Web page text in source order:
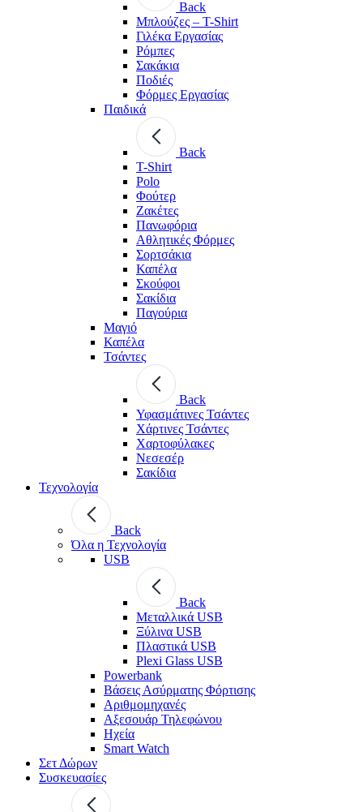
Back
Μπλούζες – T-Shirt
Γιλέκα Εργασίας
Ρόμπες
Σακάκια
Ποδιές
Φόρμες Εργασίας
Παιδικά
Back
T-Shirt
Polo
Φούτερ
Ζακέτες
Πανωφόρια
Αθλητικές Φόρμες
Σορτσάκια
Καπέλα
Σκούφοι
Σακίδια
Παγούρια
Μαγιό
Καπέλα
Τσάντες
Back
Υφασμάτινες Τσάντες
Χάρτινες Τσάντες
Χαρτοφύλακες
Νεσεσέρ
Σακίδια
Τεχνολογία
Back
Όλα η Τεχνολογία
USB
Back
Μεταλλικά USB
Ξύλινα USB
Πλαστικά USB
Plexi Glass USB
Powerbank
Βάσεις Ασύρματης Φόρτισης
Αριθμομηχανές
Αξεσουάρ Τηλεφώνου
Ηχεία
Smart Watch
Σετ Δώρων
Συσκευασίες